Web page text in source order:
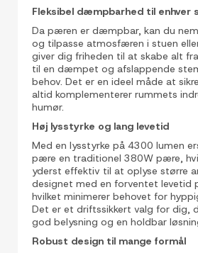
Fleksibel dæmpbarhed til enhver
Da pæren er dæmpbar, kan du
og tilpasse atmosfæren i stuen
giver dig friheden til at skabe alt
til en dæmpet og afslappende
behov. Det er en ideel måde at
altid komplementerer rummets
humør.
Høj lysstyrke og lang levetid
Med en lysstyrke på 4300 lumen
pære en traditionel 380W pære,
yderst effektiv til at oplyse større
designet med en forventet levetid
hvilket minimerer behovet for
Det er et driftssikkert valg for dig,
god belysning og en holdbar
Robust design til mange formål